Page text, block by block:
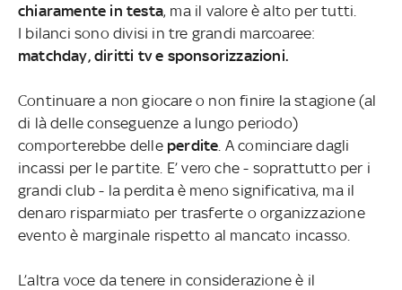
chiaramente in testa, ma il valore è alto per tutti.
I bilanci sono divisi in tre grandi marcoaree:
matchday, diritti tv e sponsorizzazioni.
Continuare a non giocare o non finire la stagione (al
di là delle conseguenze a lungo periodo)
comporterebbe delle perdite . A cominciare dagli
incassi per le partite. E’ vero che - soprattutto per i
grandi club - la perdita è meno significativa, ma il
denaro risparmiato per trasferte o organizzazione
evento è marginale rispetto al mancato incasso.
L’altra voce da tenere in considerazione è il